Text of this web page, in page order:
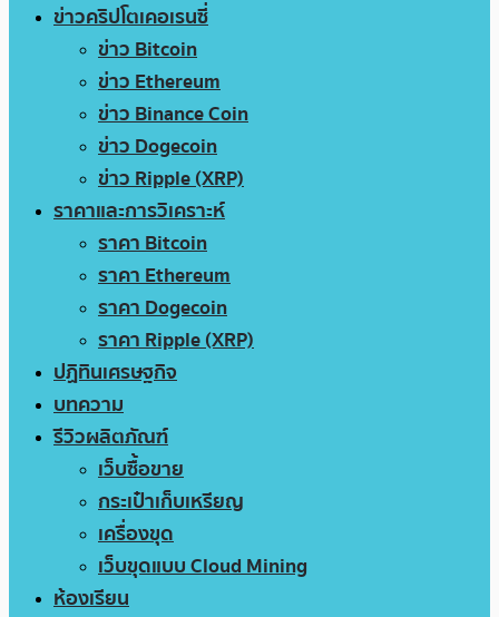
ข่าวคริปโตเคอเรนซี่
ข่าว Bitcoin
ข่าว Ethereum
ข่าว Binance Coin
ข่าว Dogecoin
ข่าว Ripple (XRP)
ราคาและการวิเคราะห์
ราคา Bitcoin
ราคา Ethereum
ราคา Dogecoin
ราคา Ripple (XRP)
ปฏิทินเศรษฐกิจ
บทความ
รีวิวผลิตภัณฑ์
เว็บซื้อขาย
กระเป๋าเก็บเหรียญ
เครื่องขุด
เว็บขุดแบบ Cloud Mining
ห้องเรียน